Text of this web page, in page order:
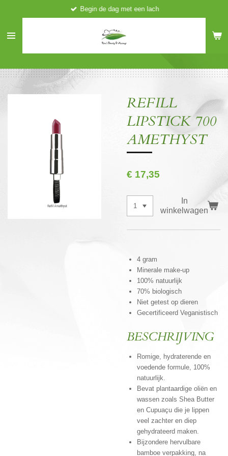
naar
hoofdinhoud
Begin de dag met een lach
REFILL
LIPSTICK 700
AMETHYST
€ 17,35
In
winkelwagen
4 gram
Minerale make-up
100% natuurlijk
70% biologisch
Niet getest op dieren
Gecertificeerd Veganistisch
BESCHRIJVING
Romige, hydraterende en
voedende formule, 100%
natuurlijk.
Bevat plantaardige oliën en
wassen zoals Shea Butter
en Cupuaçu die je lippen
veel zachter en diep
gehydrateerd maken.
Bijzondere hervulbare
bamboe verpakking, na